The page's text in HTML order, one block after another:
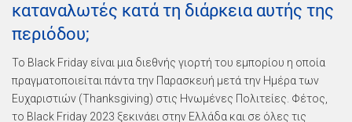
καταναλωτές κατά τη διάρκεια αυτής της
περιόδου;
To Black Friday είναι μια διεθνής γιορτή του εμπορίου η οποία
πραγματοποιείται πάντα την Παρασκευή μετά την Ημέρα των
Ευχαριστιών (Thanksgiving) στις Ηνωμένες Πολιτείες. Φέτος,
το Black Friday 2023 ξεκινάει στην Ελλάδα και σε όλες τις